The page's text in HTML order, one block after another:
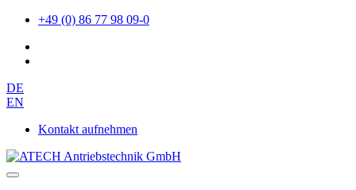
+49 (0) 86 77 98 09-0
DE
EN
Kontakt aufnehmen